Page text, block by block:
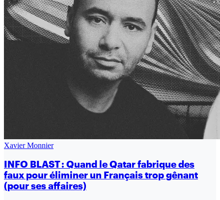
Xavier Monnier
INFO BLAST : Quand le Qatar fabrique des
faux pour éliminer un Français trop gênant
(pour ses affaires)